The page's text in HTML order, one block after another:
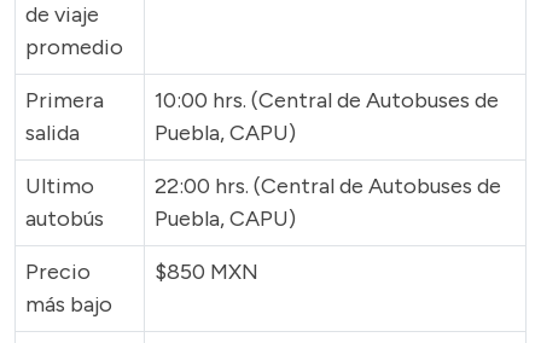
de viaje
promedio
Primera
salida
10:00 hrs. (Central de Autobuses de
Puebla, CAPU)
Ultimo
autobús
22:00 hrs. (Central de Autobuses de
Puebla, CAPU)
Precio
más bajo
$850 MXN